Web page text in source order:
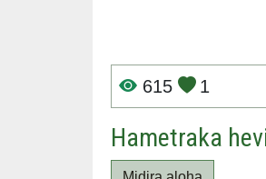
615 1
Hametraka